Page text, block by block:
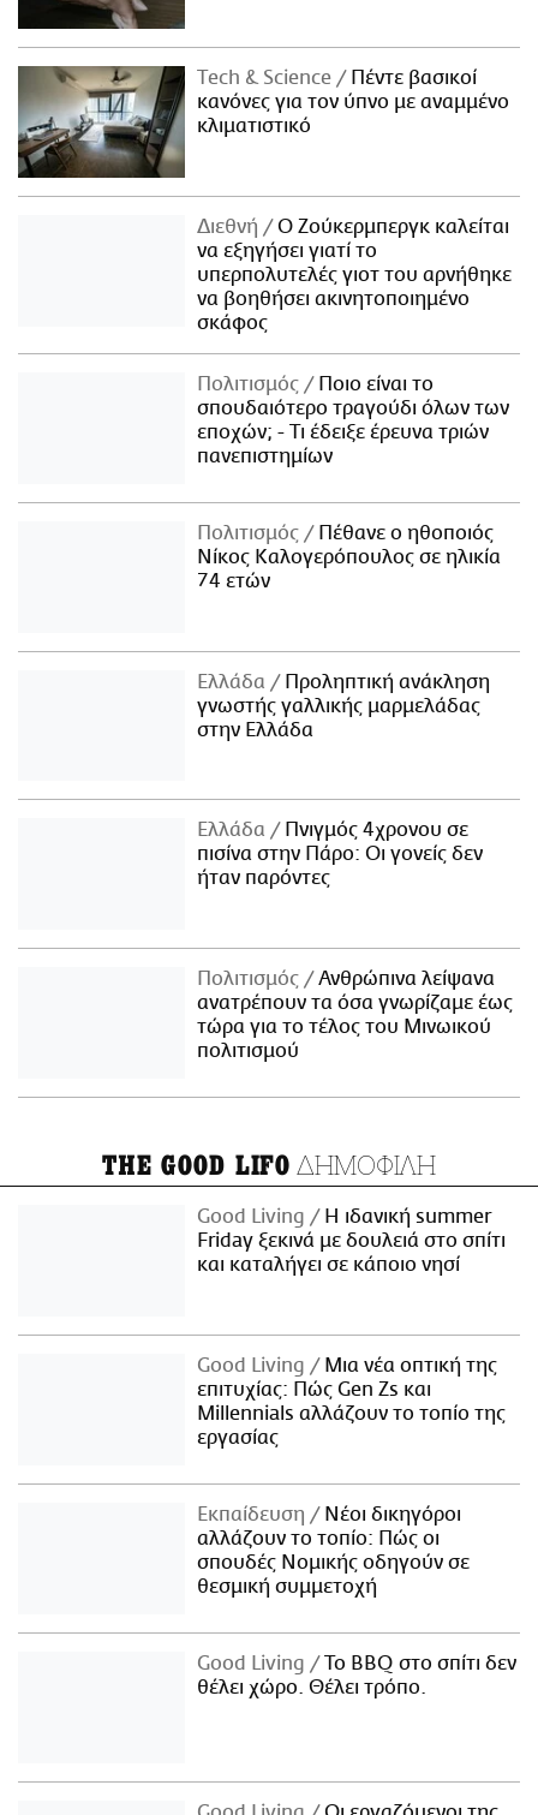
Τech & Science
Πέντε βασικοί
κανόνες για τον ύπνο με αναμμένο
κλιματιστικό
Διεθνή
Ο Ζούκερμπεργκ καλείται
να εξηγήσει γιατί το
υπερπολυτελές γιοτ του αρνήθηκε
να βοηθήσει ακινητοποιημένο
σκάφος
Πολιτισμός
Ποιο είναι το
σπουδαιότερο τραγούδι όλων των
εποχών; - Τι έδειξε έρευνα τριών
πανεπιστημίων
Πολιτισμός
Πέθανε ο ηθοποιός
Νίκος Καλογερόπουλος σε ηλικία
74 ετών
Ελλάδα
Προληπτική ανάκληση
γνωστής γαλλικής μαρμελάδας
στην Ελλάδα
Ελλάδα
Πνιγμός 4χρονου σε
πισίνα στην Πάρο: Οι γονείς δεν
ήταν παρόντες
Πολιτισμός
Ανθρώπινα λείψανα
ανατρέπουν τα όσα γνωρίζαμε έως
τώρα για το τέλος του Μινωικού
πολιτισμού
THE GOOD LIFO ΔΗΜΟΦΙΛΗ
Good Living
Η ιδανική summer
Friday ξεκινά με δουλειά στο σπίτι
και καταλήγει σε κάποιο νησί
Good Living
Μια νέα οπτική της
επιτυχίας: Πώς Gen Zs και
Millennials αλλάζουν το τοπίο της
εργασίας
Εκπαίδευση
Νέοι δικηγόροι
αλλάζουν το τοπίο: Πώς οι
σπουδές Νομικής οδηγούν σε
θεσμική συμμετοχή
Good Living
Το BBQ στο σπίτι δεν
θέλει χώρο. Θέλει τρόπο.